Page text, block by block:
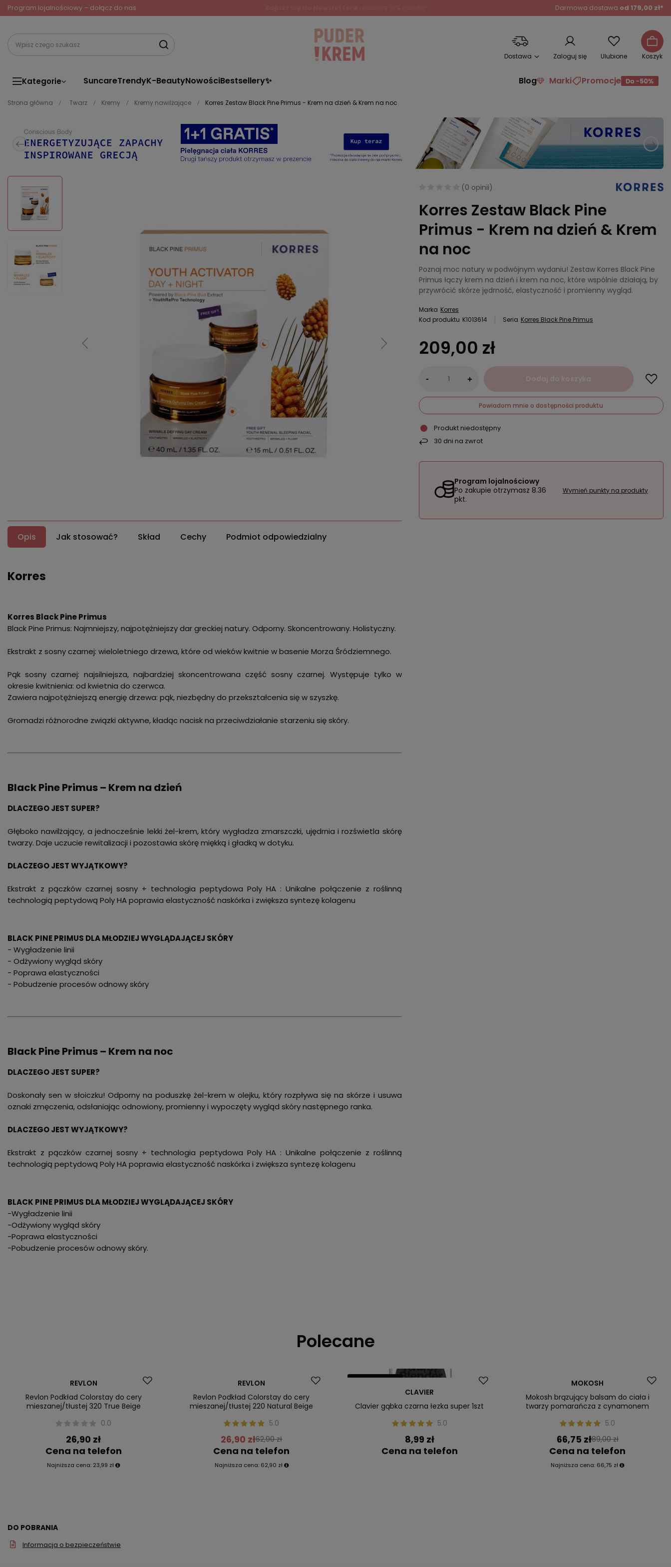
Program lojalnościowy – dołącz do nas Darmowa dostawa od 179,00 zł*
Dostawa Zaloguj się Ulubione Koszyk
Kategorie SuncareTrendyK-BeautyNowościBestsellery✨ Blog Marki Promocje
Strona główna Twarz Kremy Kremy nawilżające Korres Zestaw Black Pine Primus - Krem na dzień & Krem na noc
Opis Jak stosować? Skład Cechy Podmiot odpowiedzialny
Korres
Korres Black Pine Primus
Black Pine Primus: Najmniejszy, najpotężniejszy dar greckiej natury. Odporny. Skoncentrowany. Holistyczny.
Ekstrakt z sosny czarnej: wieloletniego drzewa, które od wieków kwitnie w basenie Morza Śródziemnego.
Pąk sosny czarnej: najsilniejsza, najbardziej skoncentrowana część sosny czarnej. Występuje tylko w
okresie kwitnienia: od kwietnia do czerwca.
Zawiera najpotężniejszą energię drzewa: pąk, niezbędny do przekształcenia się w szyszkę.
Gromadzi różnorodne związki aktywne, kładąc nacisk na przeciwdziałanie starzeniu się skóry.
Black Pine Primus – Krem na dzień
DLACZEGO JEST SUPER?
Głęboko nawilżający, a jednocześnie lekki żel-krem, który wygładza zmarszczki, ujędrnia i rozświetla skórę
twarzy. Daje uczucie rewitalizacji i pozostawia skórę miękką i gładką w dotyku.
DLACZEGO JEST WYJĄTKOWY?
Ekstrakt z pączków czarnej sosny + technologia peptydowa Poly HA : Unikalne połączenie z roślinną
technologią peptydową Poly HA poprawia elastyczność naskórka i zwiększa syntezę kolagenu
BLACK PINE PRIMUS DLA MŁODZIEJ WYGLĄDAJĄCEJ SKÓRY
- Wygładzenie linii
- Odżywiony wygląd skóry
- Poprawa elastyczności
- Pobudzenie procesów odnowy skóry
Black Pine Primus – Krem na noc
DLACZEGO JEST SUPER?
Doskonały sen w słoiczku! Odporny na poduszkę żel-krem w olejku, który rozpływa się na skórze i usuwa
oznaki zmęczenia, odsłaniając odnowiony, promienny i wypoczęty wygląd skóry następnego ranka.
DLACZEGO JEST WYJĄTKOWY?
Ekstrakt z pączków czarnej sosny + technologia peptydowa Poly HA : Unikalne połączenie z roślinną
technologią peptydową Poly HA poprawia elastyczność naskórka i zwiększa syntezę kolagenu
BLACK PINE PRIMUS DLA MŁODZIEJ WYGLĄDAJĄCEJ SKÓRY
-Wygładzenie linii
-Odżywiony wygląd skóry
-Poprawa elastyczności
-Pobudzenie procesów odnowy skóry.
(0 opinii)
Korres Zestaw Black Pine
Primus - Krem na dzień & Krem
na noc
Poznaj moc natury w podwójnym wydaniu! Zestaw Korres Black Pine
Primus łączy krem na dzień i krem na noc, które wspólnie działają, by
przywrócić skórze jędrność, elastyczność i promienny wygląd.
Marka Korres
Kod produktu K1013614 Seria Korres Black Pine Primus
209,00 zł
- + Dodaj do koszyka
Powiadom mnie o dostępności produktu
Produkt niedostępny
30 dni na zwrot
Program lojalnościowy
Po zakupie otrzymasz 8.36
pkt.
Wymień punkty na produkty
Polecane
REVLON
Revlon Podkład Colorstay do cery
mieszanej/tłustej 320 True Beige
0.0
26,90 zł
Cena na telefon
Najniższa cena: 23,99 zł
REVLON
Revlon Podkład Colorstay do cery
mieszanej/tłustej 220 Natural Beige
5.0
26,90 zł62,90 zł
Cena na telefon
Najniższa cena: 62,90 zł
Nasz bestseller
CLAVIER
Clavier gąbka czarna łezka super 1szt
5.0
8,99 zł
Cena na telefon
MOKOSH
Mokosh brązujący balsam do ciała i
twarzy pomarańcza z cynamonem
5.0
66,75 zł89,00 zł
Cena na telefon
Najniższa cena: 66,75 zł
DO POBRANIA
Informacja o bezpieczeństwie